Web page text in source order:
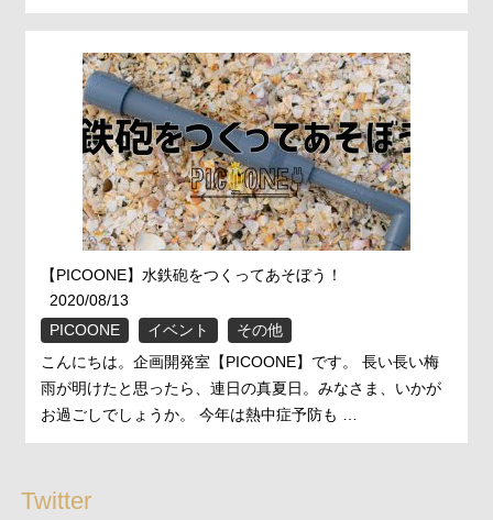
【PICOONE】水鉄砲をつくってあそぼう！
2020/08/13
PICOONE
イベント
その他
こんにちは。企画開発室【PICOONE】です。 長い長い梅
雨が明けたと思ったら、連日の真夏日。みなさま、いかが
お過ごしでしょうか。 今年は熱中症予防も …
Twitter